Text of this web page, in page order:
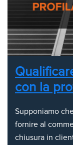
con la
Supponiamo
fornire al
chiusura in